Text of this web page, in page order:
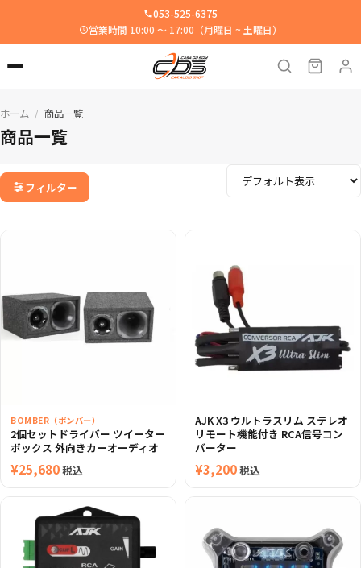
053-525-6375
営業時間 10:00 ～ 17:00（月曜日 ~ 土曜日）
ホーム / 商品一覧
商品一覧
フィルター
BOMBER（ボンバー）
2個セットドライバー ツイーター
ボックス 外向きカーオーディオ
¥25,680税込
AJK X3 ウルトラスリム ステレオ
リモート機能付き RCA信号コン
バーター
¥3,200税込